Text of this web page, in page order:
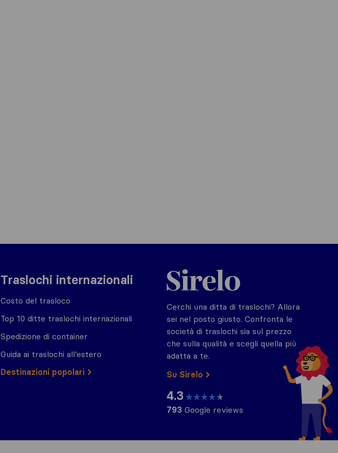
Traslochi internazionali
Costo del trasloco
Top 10 ditte traslochi internazionali
Spedizione di container
Guida ai traslochi all’estero
Destinazioni popolari
Sirelo.it
Cerchi una ditta di traslochi? Allora
sei nel posto giusto. Confronta le
società di traslochi sia sul prezzo
che sulla qualità e scegli quella più
adatta a te.
Su Sirelo
4.3
793 Google reviews